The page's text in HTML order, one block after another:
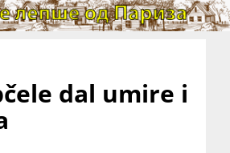
dal umire i